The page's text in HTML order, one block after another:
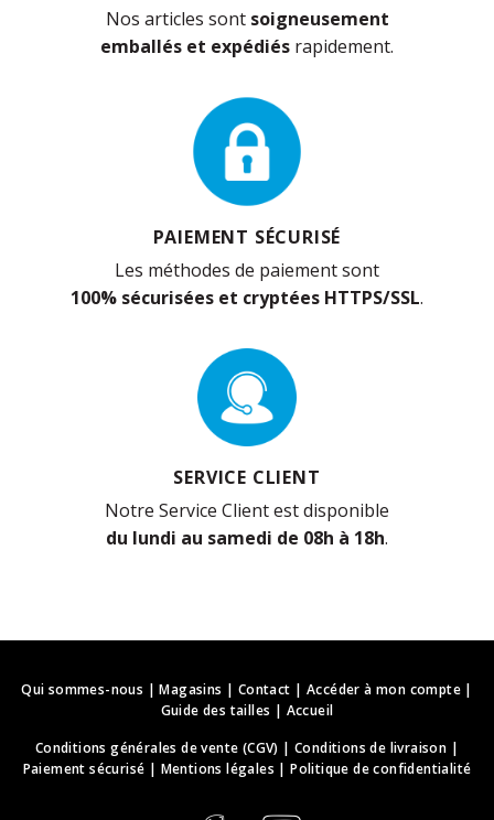
Nos articles sont soigneusement
emballés et expédiés rapidement.
PAIEMENT SÉCURISÉ
Les méthodes de paiement sont
100% sécurisées et cryptées HTTPS/SSL.
SERVICE CLIENT
Notre Service Client est disponible
du lundi au samedi de 08h à 18h.
Qui sommes-nous |Magasins | Contact | Accéder à mon compte|
Guide des tailles | Accueil
Conditions générales de vente (CGV) |Conditions de livraison |
Paiement sécurisé | Mentions légales |Politique de confidentialité